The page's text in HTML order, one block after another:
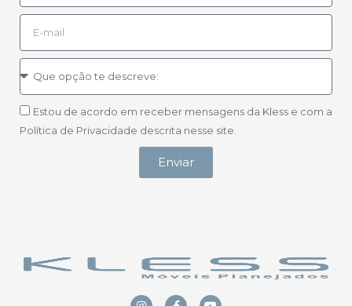
Estou de acordo em receber mensagens da Kless e com a
Política de Privacidade descrita nesse site.
Enviar